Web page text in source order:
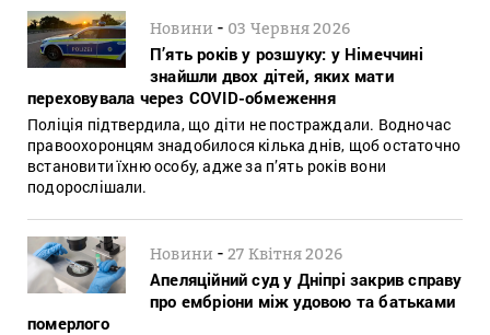
Новини - 03 Червня 2026
П’ять років у розшуку: у Німеччині
знайшли двох дітей, яких мати
переховувала через COVID-обмеження
Поліція підтвердила, що діти не постраждали. Водночас
правоохоронцям знадобилося кілька днів, щоб остаточно
встановити їхню особу, адже за п’ять років вони
подорослішали.
Новини -27 Квітня 2026
Апеляційний суд у Дніпрі закрив справу
про ембріони між удовою та батьками
померлого